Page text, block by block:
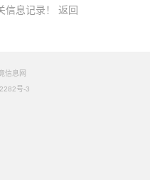
信息记录！ 返回
信息网
号-3